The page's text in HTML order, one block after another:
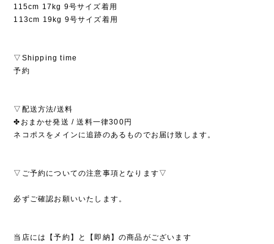
115cm 17kg 9号サイズ着用
113cm 19kg 9号サイズ着用
▽Shipping time
予約
▽配送方法/送料
✤おまかせ発送 / 送料一律300円
ネコポスをメインに追跡のあるものでお届け致します。
▽ご予約についての注意事項となります▽
必ずご確認お願いいたします。
当店には【予約】と【即納】の商品がございます